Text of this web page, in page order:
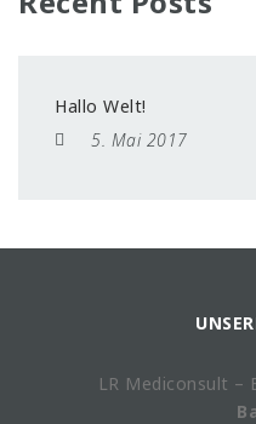
Hallo Welt!
5. Mai 2017
LR Mediconsult –